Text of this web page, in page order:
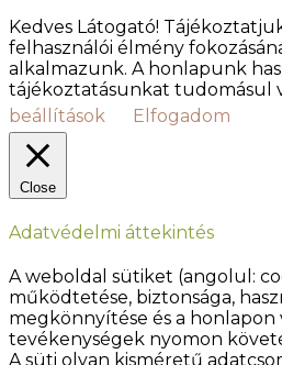
Kedves Látogató!
felhasználói élmény
alkalmazunk. A honlapunk
tájékoztatásunkat tudomásul
beállítások
Elfogadom
Close
Adatvédelmi áttekintés
A weboldal sütiket (angolul:
működtetése, biztonsága,
megkönnyítése és a
tevékenységek nyomon
A süti olyan kisméretű